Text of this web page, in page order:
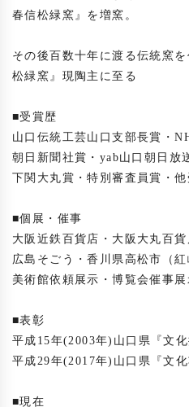
春信松緑窯』を増窯。
その後百数十年に渡る伝統窯
松緑窯』現陶主に至る
■受賞歴
山口伝統工芸山口支部長賞・
朝日新聞社賞・yab山口朝日放
下関大丸賞・特別審査員賞・他
■個展・催事
大阪近鉄百貨店・大阪大丸百
広島そごう・香川県高松市（紅
美術館依頼展示・博覧会催事
■表彰
平成15年(2003年)山口県『文
平成29年(2017年)山口県『文
■現在